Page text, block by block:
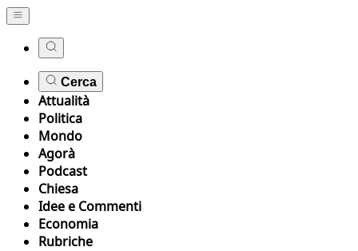
Cerca
Attualità
Politica
Mondo
Agorà
Podcast
Chiesa
Idee e Commenti
Economia
Rubriche